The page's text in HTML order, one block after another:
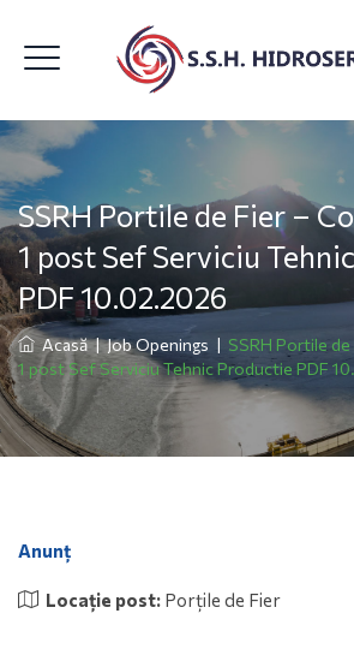
SSRH Portile de Fier –
1 post Sef Serviciu
PDF 10.02.2026
Acasă|Job Openings | SSRH Portile
1 post Sef Serviciu Tehnic Productie PDF
Anunț
Locație post: Porțile de Fier